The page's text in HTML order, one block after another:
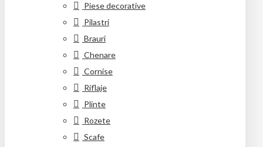
Piese decorative
Pilastri
Brauri
Chenare
Cornise
Riflaje
Plinte
Rozete
Scafe